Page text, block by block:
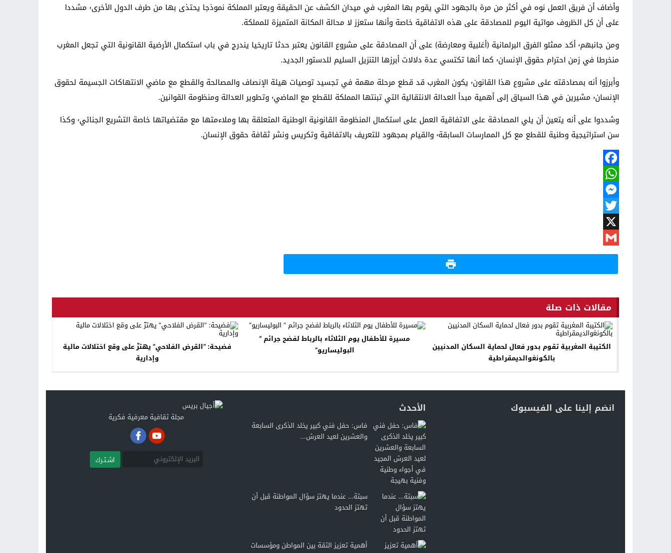
وأضاف أن فريق العمل نوه في أكثر من مرة بالجهود التي يقوم بها المغرب في ميدان الكشف عن الحقيقة ويعتبر المملكة نموذجا يحتذى بها من طرف الدول الأخرى٬ مشددا
على أن كل الظروف مواتية اليوم للمصادقة على هذه الاتفاقية خاصة وأنها ستعزز لا محالة المكانة المتميزة للمملكة.
ومن جانبهم٬ أكد ممثلو الفرق البرلمانية (أغلبية ومعارضة) على أن المصادقة على مشروع القانون يعتبر حدثا تاريخيا يندرج في باب استكمال الأرضية القانونية التي تجعل المغرب
منخرطا في زمن احترام حقوق الإنسان٬ كما أنها تكتسي عدة دلالات أبرزها التنزيل السليم للدستور الجديد.
وأبرزوا أنه بمصادقته على مشروع هذا القانون٬ يكون المغرب قد قطع مرحلة مهمة في تجسيد توصيات هيئة الإنصاف والمصالحة والقطع مع ماضي الانتهاكات الجسيمة لحقوق
الإنسان٬ مشيرين في هذا السياق إلى أهمية مبدأ العدالة الانتقالية التي تبنتها المملكة للقطع مع الماضي٬ وتطوير العدالة ومنظومة القوانين.
وشددوا على أنه يتعين أن يلي المصادقة على الاتفاقية العمل على استكمال المنظومة القانونية الوطنية المتعلقة بها وملاءمتها مع مقتضياتها خاصة التشريع الجنائي٬ وكذا
سن استراتيجية وطنية للقطع مع كل الممارسات السابقة٬ والقيام بمجهود للتعريف بالاتفاقية وتكريس ونشر ثقافة حقوق الإنسان.
Facebook
WhatsApp
Messenger
Twitter
X
Gmail
مقالات ذات صلة
الكتيبة المغربية تقوم بدور فعال لحماية السكان المدنيين
بالكونغوالديمقراطية
مسيرة للأطفال يوم الثلاثاء بالرباط لفضح جرائم ”
البوليساريو”
فضيحة: “القرض الفلاحي” يهتزّ على وقع اختلالات مالية
وإدارية
انضم إلينا على الفيسبوك الأحدث
فاس: حفل فني كبير يخلد الذكرى السابعة
والعشرين لعيد العرش...
سبتة… عندما يهتز سؤال المواطنة قبل أن
تهتز الحدود
أهمية تعزيز الثقة بين المواطن ومؤسسات
مجلة ثقافية معرفية فكرية
اشـتـرك